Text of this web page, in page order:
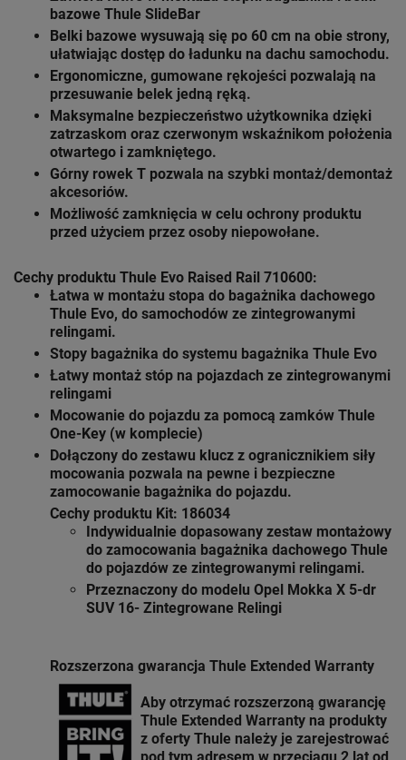
bazowe Thule SlideBar
Belki bazowe wysuwają się po 60 cm na obie strony,
ułatwiając dostęp do ładunku na dachu samochodu.
Ergonomiczne, gumowane rękojeści pozwalają na
przesuwanie belek jedną ręką.
Maksymalne bezpieczeństwo użytkownika dzięki
zatrzaskom oraz czerwonym wskaźnikom położenia
otwartego i zamkniętego.
Górny rowek T pozwala na szybki montaż/demontaż
akcesoriów.
Możliwość zamknięcia w celu ochrony produktu
przed użyciem przez osoby niepowołane.
Cechy produktu Thule Evo Raised Rail 710600:
Łatwa w montażu stopa do bagażnika dachowego
Thule Evo, do samochodów ze zintegrowanymi
relingami.
Stopy bagażnika do systemu bagażnika Thule Evo
Łatwy montaż stóp na pojazdach ze zintegrowanymi
relingami
Mocowanie do pojazdu za pomocą zamków Thule
One-Key (w komplecie)
Dołączony do zestawu klucz z ogranicznikiem siły
mocowania pozwala na pewne i bezpieczne
zamocowanie bagażnika do pojazdu.
Cechy produktu Kit: 186034
Indywidualnie dopasowany zestaw montażowy
do zamocowania bagażnika dachowego Thule
do pojazdów ze zintegrowanymi relingami.
Przeznaczony do modelu Opel Mokka X 5-dr
SUV 16- Zintegrowane Relingi
Rozszerzona gwarancja Thule Extended Warranty
Aby otrzymać rozszerzoną gwarancję
Thule Extended Warranty na produkty
z oferty Thule należy je zarejestrować